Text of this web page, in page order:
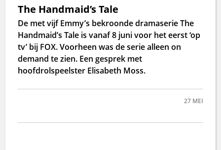
The Handmaid’s Tale
De met vijf Emmy’s bekroonde dramaserie The
Handmaid’s Tale is vanaf 8 juni voor het eerst ‘op
tv’ bij FOX. Voorheen was de serie alleen on
demand te zien. Een gesprek met
hoofdrolspeelster Elisabeth Moss.
27 MEI